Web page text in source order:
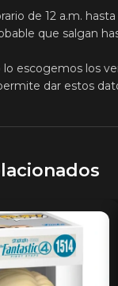
de 12 a.m.
que salgan
lo escogemos los
dar estos